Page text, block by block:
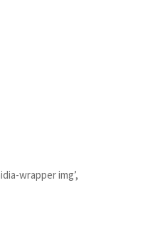
wrapper img’,